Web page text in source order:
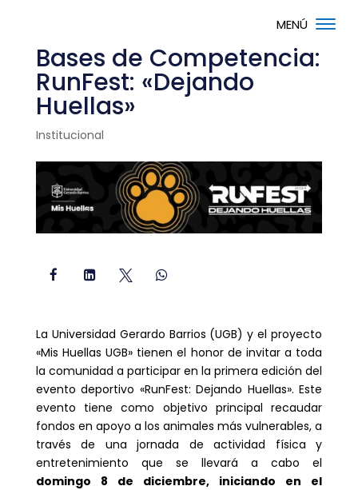
Bases de Competencia:
RunFest: «Dejando
Huellas»
Institucional
   
La Universidad Gerardo Barrios (UGB) y el proyecto
«Mis Huellas UGB» tienen el honor de invitar a toda
la comunidad a participar en la primera edición del
evento deportivo «RunFest: Dejando Huellas». Este
evento tiene como objetivo principal recaudar
fondos en apoyo a los animales más vulnerables, a
través de una jornada de actividad física y
entretenimiento que se llevará a cabo el
domingo 8 de diciembre, iniciando en el